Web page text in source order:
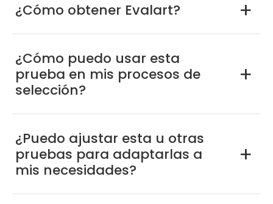
a
¿Cómo obtener Evalart?
a
¿Cómo puedo usar esta
prueba en mis procesos de
selección?
a
¿Puedo ajustar esta u otras
pruebas para adaptarlas a
mis necesidades?